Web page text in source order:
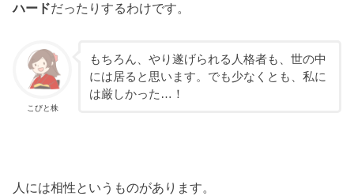
ハードだったりするわけです。
こびと株
もちろん、やり遂げられる人格者も、世の中
には居ると思います。でも少なくとも、私に
は厳しかった…！
人には相性というものがあります。